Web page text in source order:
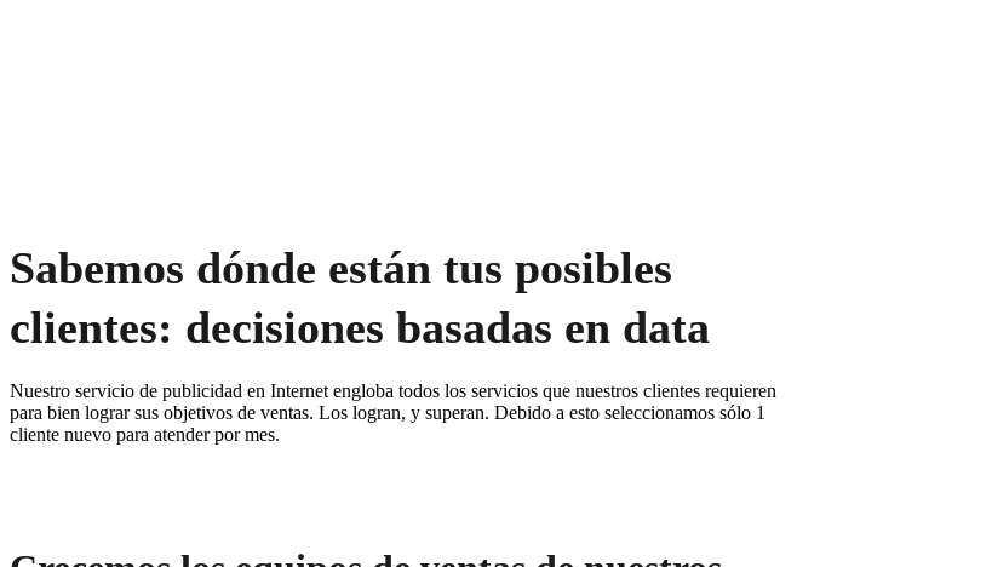
Sabemos dónde están tus posibles
clientes: decisiones basadas en data
Nuestro servicio de publicidad en Internet engloba todos los servicios que nuestros clientes requieren
para bien lograr sus objetivos de ventas. Los logran, y superan. Debido a esto seleccionamos sólo 1
cliente nuevo para atender por mes.